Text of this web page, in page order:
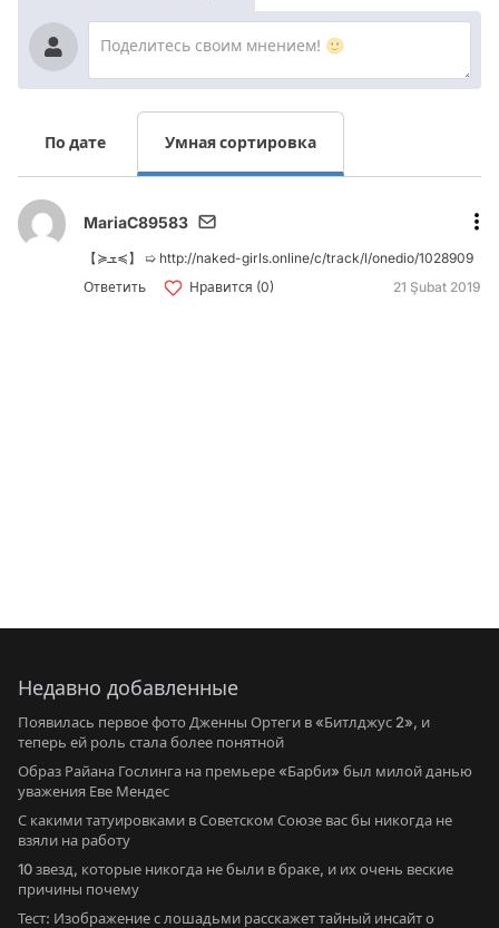
По дате Умная сортировка
MariaC89583
【≽ܫ≼】 ➯ http://naked-girls.online/c/track/l/onedio/1028909
Ответить
Нравится (0) 21 Şubat 2019
Недавно добавленные
Появилась первое фото Дженны Ортеги в «Битлджус 2», и
теперь ей роль стала более понятной
Образ Райана Гослинга на премьере «Барби» был милой данью
уважения Еве Мендес
С какими татуировками в Советском Союзе вас бы никогда не
взяли на работу
10 звезд, которые никогда не были в браке, и их очень веские
причины почему
Тест: Изображение с лошадьми расскажет тайный инсайт о